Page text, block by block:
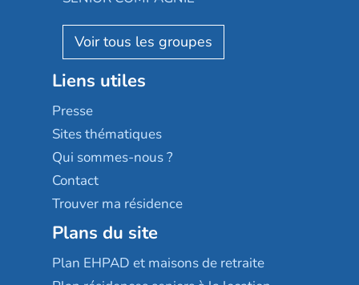
Reseda
Stella management
Les villages d'or
Sérénys
Résidences services Villa Médicis
Résidalya
Groupe aplus
AGE D'OR Services
Liens utiles
Presse
Sites thématiques
Qui sommes-nous ?
Contact
Trouver ma résidence
Plans du site
Plan EHPAD et maisons de retraite